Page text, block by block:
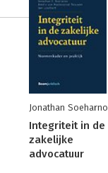
Jonathan Soeharno
Integriteit in de
zakelijke
advocatuur